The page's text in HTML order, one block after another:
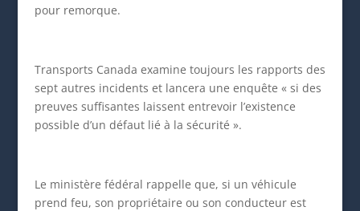
pour remorque.
Transports Canada examine toujours les rapports des
sept autres incidents et lancera une enquête « si des
preuves suffisantes laissent entrevoir l’existence
possible d’un défaut lié à la sécurité ».
Le ministère fédéral rappelle que, si un véhicule
prend feu, son propriétaire ou son conducteur est